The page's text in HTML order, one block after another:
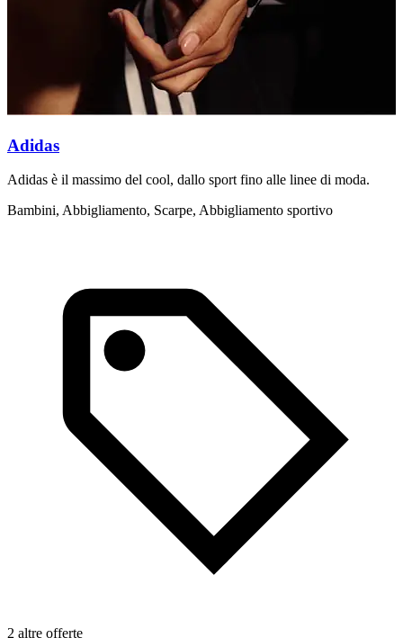
Adidas
Adidas è il massimo del cool, dallo sport fino alle linee di moda.
Bambini, Abbigliamento, Scarpe, Abbigliamento sportivo
2 altre offerte